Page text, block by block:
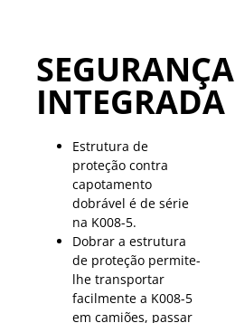
SEGURANÇA
INTEGRADA
Estrutura de
proteção contra
capotamento
dobrável é de série
na K008-5.
Dobrar a estrutura
de proteção permite-
lhe transportar
facilmente a K008-5
em camiões, passar